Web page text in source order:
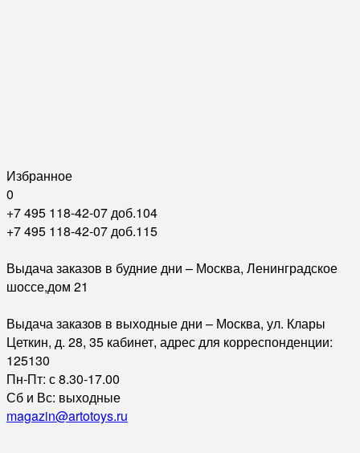
Избранное
0
+7 495 118-42-07 доб.104
+7 495 118-42-07 доб.115
Выдача заказов в будние дни – Москва, Ленинградское
шоссе,дом 21
Выдача заказов в выходные дни – Москва, ул. Клары
Цеткин, д. 28, 35 кабинет, адрес для корреспонденции:
125130
Пн-Пт: с 8.30-17.00
Сб и Вс: выходные
magazin@artotoys.ru